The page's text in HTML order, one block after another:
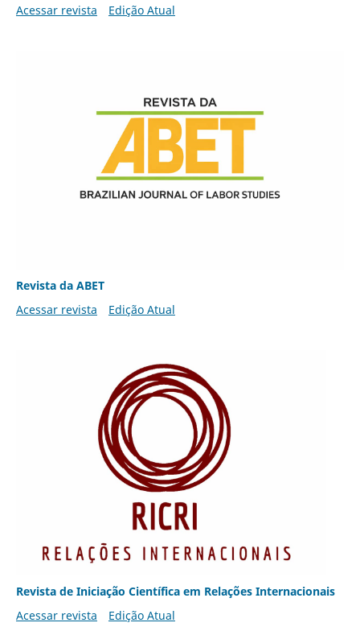
Acessar revista Edição Atual
Revista da ABET
Acessar revista
Edição Atual
Revista de Iniciação Científica em Relações Internacionais
Acessar revista
Edição Atual